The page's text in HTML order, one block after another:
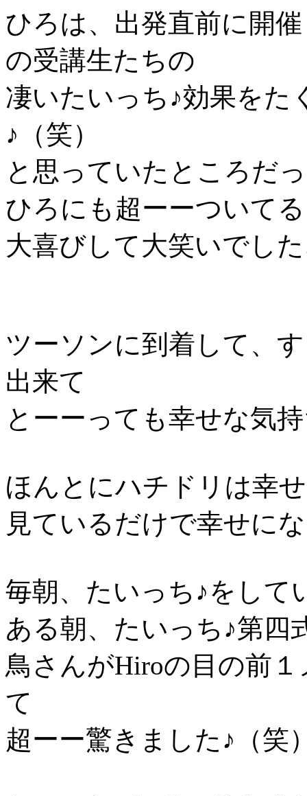
ひろは、出発直前に開
の受講生たちの
凄いたいっち♪効果をた
♪（笑）
と思っていたところだ
ひろにも超ーーついて
大喜びして大笑いでし
ツーソンに到着して、
出来て
とーーっても幸せな気
ほんとにハチドリは幸
見ているだけで幸せに
毎朝、たいっち♪をして
ある朝、たいっち♪第四
鳥さんがHiroの目の前
て
超ーー驚きました♪（笑